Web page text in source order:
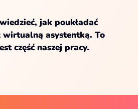
jak poukładać
wirtualną asystentką. To
część naszej pracy.